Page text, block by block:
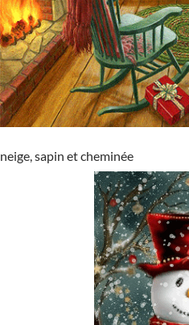
neige, sapin et cheminée